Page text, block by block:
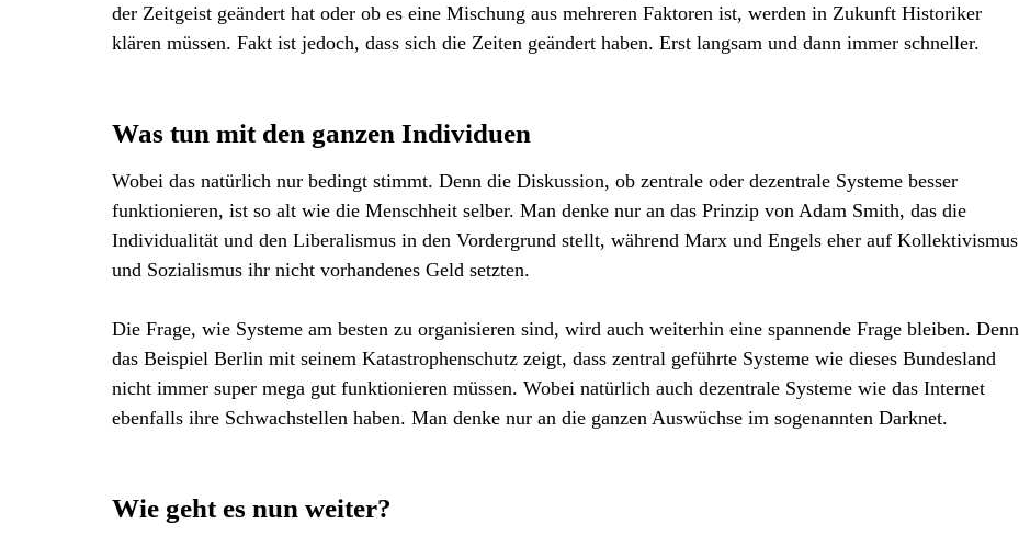
der Zeitgeist geändert hat oder ob es eine Mischung aus mehreren Faktoren ist, werden in Zukunft Historiker
klären müssen. Fakt ist jedoch, dass sich die Zeiten geändert haben. Erst langsam und dann immer schneller.
Was tun mit den ganzen Individuen
Wobei das natürlich nur bedingt stimmt. Denn die Diskussion, ob zentrale oder dezentrale Systeme besser
funktionieren, ist so alt wie die Menschheit selber. Man denke nur an das Prinzip von Adam Smith, das die
Individualität und den Liberalismus in den Vordergrund stellt, während Marx und Engels eher auf Kollektivismus
und Sozialismus ihr nicht vorhandenes Geld setzten.
Die Frage, wie Systeme am besten zu organisieren sind, wird auch weiterhin eine spannende Frage bleiben. Denn
das Beispiel Berlin mit seinem Katastrophenschutz zeigt, dass zentral geführte Systeme wie dieses Bundesland
nicht immer super mega gut funktionieren müssen. Wobei natürlich auch dezentrale Systeme wie das Internet
ebenfalls ihre Schwachstellen haben. Man denke nur an die ganzen Auswüchse im sogenannten Darknet.
Wie geht es nun weiter?